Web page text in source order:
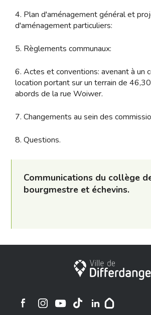
4. Plan d'aménagement général et
d'aménagement particuliers:
5. Règlements communaux:
6. Actes et conventions: avenant à un
location portant sur un terrain de
abords de la rue Woiwer.
7. Changements au sein des
8. Questions.
Communications du collège
bourgmestre et échevins.
City of Differdange
Ville de Differdange sur Instagram